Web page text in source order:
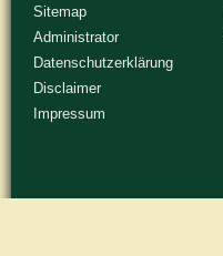
Sitemap
Administrator
Datenschutzerklärung
Disclaimer
Impressum